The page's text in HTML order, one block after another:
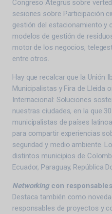
Congreso Ategrus sobre
sesiones sobre Participación
gestión del estacionamiento y
modelos de gestión de
motor de los negocios,
entre otros.
Hay que recalcar que la Unión
Municipalistas y Fira de Lleida
Internacional: Soluciones
nuestras ciudades, en la que
municipalistas de países
para compartir experiencias
seguridad y medio ambiente.
distintos municipios de
Ecuador, Paraguay, República
Networkingcon
Destaca también como
responsables de proyectos y